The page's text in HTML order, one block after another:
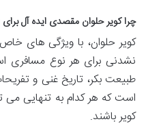
چرا کویر حلوان مقصدی ایده آل
کویر حلوان، با ویژگی های
نشدنی برای هر نوع مسافری
طبیعت بکر، تاریخ غنی و
است که هر کدام به تنهایی می
کویر باشند.